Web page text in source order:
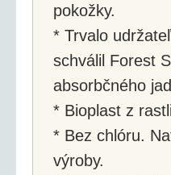
pokožky.
* Trvalo
schválil Forest
absorbčného
* Bioplast z
* Bez chlóru.
výroby.